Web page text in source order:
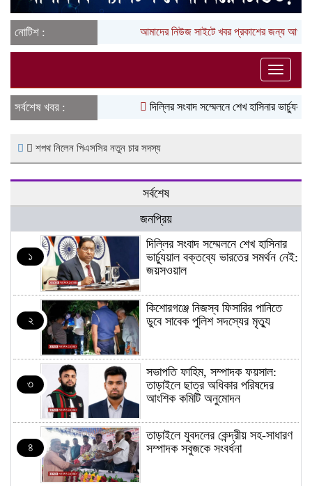
নোটিশ : আমাদের নিউজ সাইটে খবর প্রকাশের জন্য
Toggle
সর্বশেষ খবর :
দিল্লির সংবাদ সম্মেলনে শেখ হাসিনার
শপথ নিলেন পিএসসির নতুন চার সদস্য
সর্বশেষ
জনপ্রিয়
১
দিল্লির সংবাদ সম্মেলনে শেখ হাসিনার
ভার্চ্যুয়াল বক্তব্যে ভারতের সমর্থন নেই:
জয়সওয়াল
২
কিশোরগঞ্জে নিজস্ব ফিসারির পানিতে
ডুবে সাবেক পুলিশ সদস্যের মৃত্যু
৩
সভাপতি ফাহিম, সম্পাদক ফয়সাল:
তাড়াইলে ছাত্র অধিকার পরিষদের
আংশিক কমিটি অনুমোদন
৪
তাড়াইলে যুবদলের কেন্দ্রীয় সহ-সাধারণ
সম্পাদক সবুজকে সংবর্ধনা